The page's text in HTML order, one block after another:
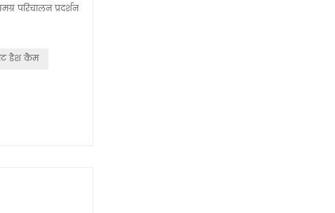
परिचालन प्रदर्शन
डैश कैम